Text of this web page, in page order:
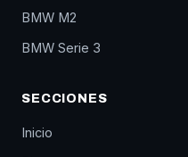
BMW M2
BMW Serie 3
SECCIONES
Inicio